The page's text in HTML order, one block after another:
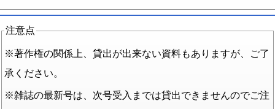
注意点
※著作権の関係上、貸出が出来ない資料もありますが、ご了
承ください。
※雑誌の最新号は、次号受入までは貸出できませんのでご注